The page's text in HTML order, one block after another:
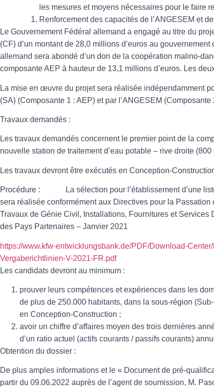
les mesures et moyens nécessaires pour le faire
Renforcement des capacités de l’ANGESEM et
Le Gouvernement Fédéral allemand a engagé au titre du
(CF) d’un montant de 28,0 millions d’euros au
allemand sera abondé d’un don de la coopération malino-
composante AEP à hauteur de 13,1 millions d’euros. Les
La mise en œuvre du projet sera réalisée indépendamment
(SA) (Composante 1 : AEP) et par l’ANGESEM
Travaux demandés :
Les travaux demandés concernent le premier point de la
nouvelle station de traitement d’eau potable – rive droite (800
Les travaux devront être exécutés en Conception-
Procédure :
La sélection pour l’établissement d’une
sera réalisée conformément aux Directives pour la
Travaux de Génie Civil, Installations, Fournitures et
des Pays Partenaires – Janvier 2021
https://www.kfw-entwicklungsbank.de/PDF/Download-
Vergaberichtlinien-V-2021-FR.pdf
Les candidats devront au minimum :
prouver leurs compétences et expériences dans les
de plus de 250.000 habitants, dans la sous-région
en Conception-Construction ;
avoir un chiffre d’affaires moyen des trois dernières
d’un ratio actuel (actifs courants / passifs courants)
Obtention du dossier :
De plus amples informations et le « Document de pré-
partir du 09.06.2022 auprès de l’agent de soumission, M.